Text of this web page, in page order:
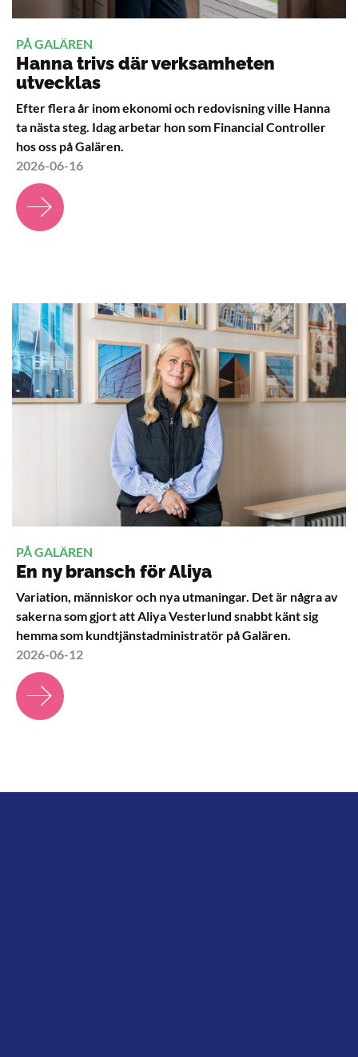
PÅ GALÄREN
Hanna trivs där verksamheten
utvecklas
Efter flera år inom ekonomi och redovisning ville Hanna
ta nästa steg. Idag arbetar hon som Financial Controller
hos oss på Galären.
2026-06-16
PÅ GALÄREN
En ny bransch för Aliya
Variation, människor och nya utmaningar. Det är några av
sakerna som gjort att Aliya Vesterlund snabbt känt sig
hemma som kundtjänstadministratör på Galären.
2026-06-12